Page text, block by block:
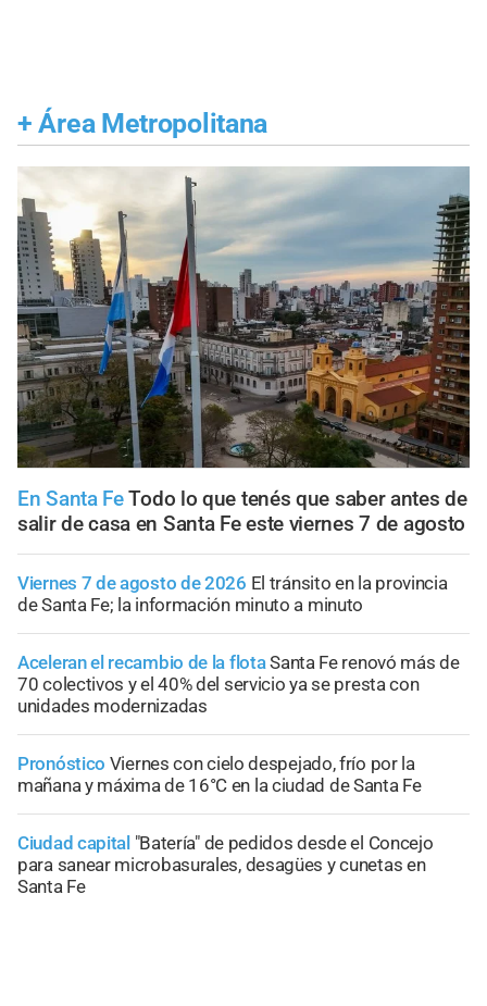
+ Área Metropolitana
En Santa FeTodo lo que tenés que saber antes de
salir de casa en Santa Fe este viernes 7 de agosto
Viernes 7 de agosto de 2026 El tránsito en la provincia
de Santa Fe; la información minuto a minuto
Aceleran el recambio de la flotaSanta Fe renovó más de
70 colectivos y el 40% del servicio ya se presta con
unidades modernizadas
Pronóstico Viernes con cielo despejado, frío por la
mañana y máxima de 16°C en la ciudad de Santa Fe
Ciudad capital "Batería" de pedidos desde el Concejo
para sanear microbasurales, desagües y cunetas en
Santa Fe